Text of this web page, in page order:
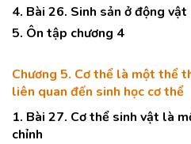
4. Bài 26. Sinh sản ở động vật
5. Ôn tập chương 4
Chương 5. Cơ thể là một thể
liên quan đến sinh học cơ thể
1. Bài 27. Cơ thể sinh vật là
chỉnh